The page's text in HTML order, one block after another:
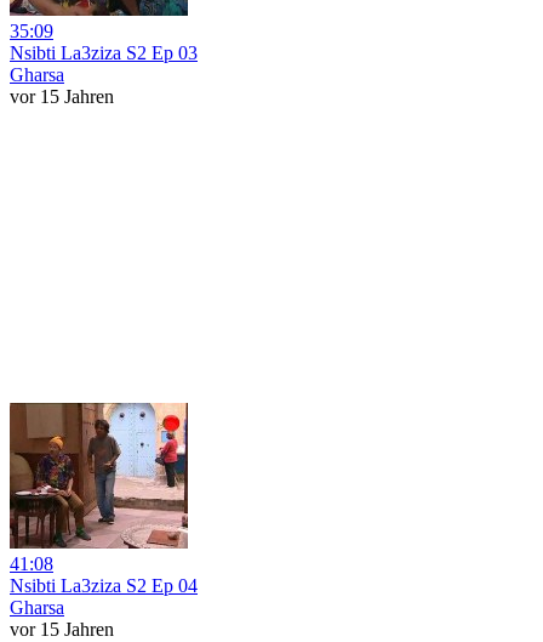
35:09
Nsibti La3ziza S2 Ep 03
Gharsa
vor 15 Jahren
41:08
Nsibti La3ziza S2 Ep 04
Gharsa
vor 15 Jahren